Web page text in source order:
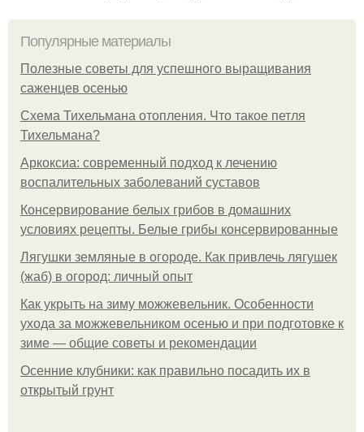
Популярные материалы
Полезные советы для успешного выращивания
саженцев осенью
Схема Тихельмана отопления. Что такое петля
Тихельмана?
Аркоксиа: современный подход к лечению
воспалительных заболеваний суставов
Консервирование белых грибов в домашних
условиях рецепты. Белые грибы консервированные
Лягушки земляные в огороде. Как привлечь лягушек
(жаб) в огород: личный опыт
Как укрыть на зиму можжевельник. Особенности
ухода за можжевельником осенью и при подготовке к
зиме — общие советы и рекомендации
Осенние клубники: как правильно посадить их в
открытый грунт